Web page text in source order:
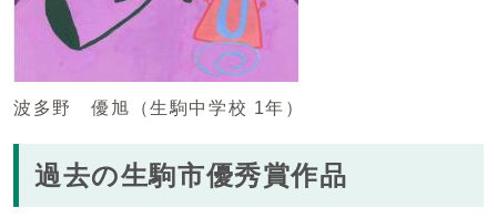
波多野 優旭（生駒中学校 1年）
過去の生駒市優秀賞作品